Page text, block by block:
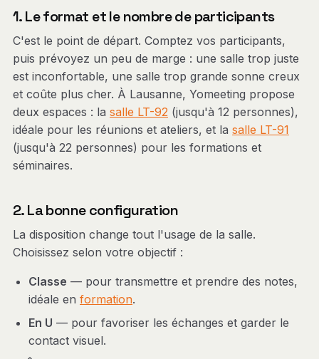
1. Le format et le nombre de participants
C'est le point de départ. Comptez vos participants,
puis prévoyez un peu de marge : une salle trop juste
est inconfortable, une salle trop grande sonne creux
et coûte plus cher. À Lausanne, Yomeeting propose
deux espaces : la salle LT-92 (jusqu'à 12 personnes),
idéale pour les réunions et ateliers, et la salle LT-91
(jusqu'à 22 personnes) pour les formations et
séminaires.
2. La bonne configuration
La disposition change tout l'usage de la salle.
Choisissez selon votre objectif :
Classe — pour transmettre et prendre des notes,
idéale en formation.
En U — pour favoriser les échanges et garder le
contact visuel.